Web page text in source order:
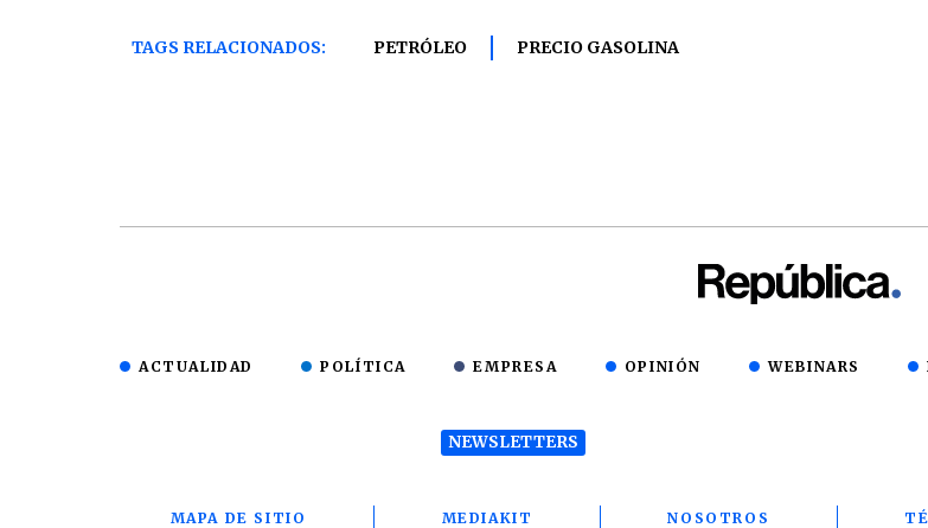
TAGS RELACIONADOS: PETRÓLEO PRECIO GASOLINA
ACTUALIDAD POLÍTICA EMPRESA OPINIÓN WEBINARS
NEWSLETTERS
MAPA DE SITIO MEDIAKIT NOSOTROS